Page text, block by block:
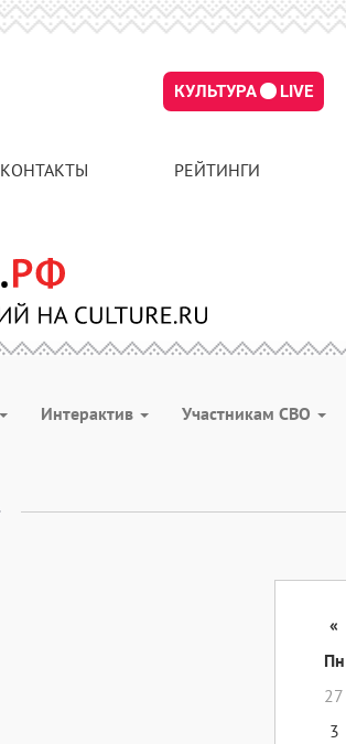
КУЛЬТУРА LIVE
КОНТАКТЫ РЕЙТИНГИ
Интерактив Участникам СВО
«
Пн
27
3